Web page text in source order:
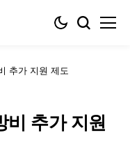
추가 지원 제도
비 추가 지원